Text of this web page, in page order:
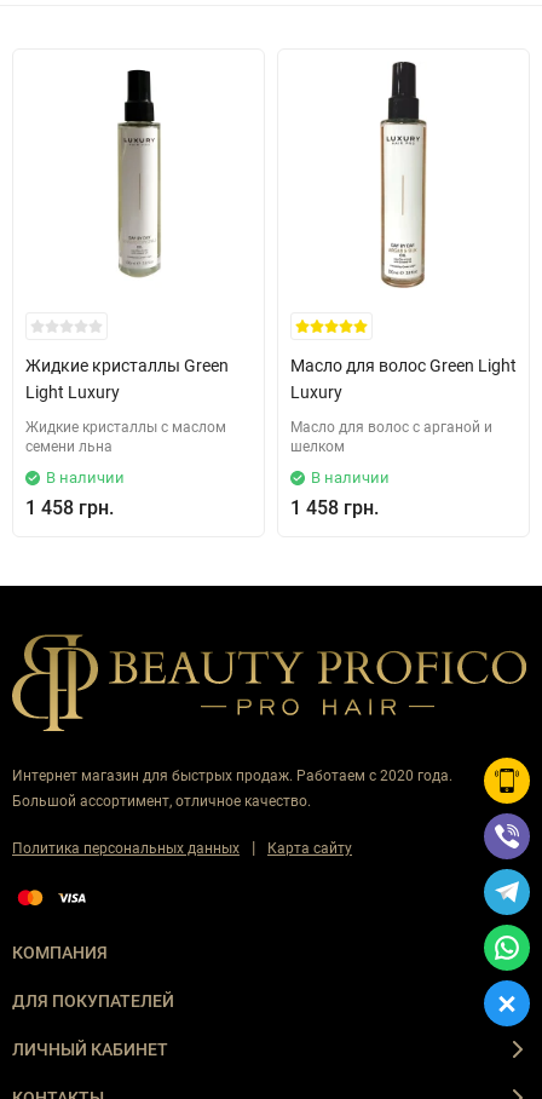
Жидкие кристаллы Green
Light Luxury
Жидкие кристаллы с маслом
семени льна
В наличии
1 458 грн.
Масло для волос Green Light
Luxury
Масло для волос с арганой и
шелком
В наличии
1 458 грн.
Интернет магазин для быстрых продаж. Работаем с 2020 года.
Большой ассортимент, отличное качество.
Политика персональных данных | Карта сайту
КОМПАНИЯ
ДЛЯ ПОКУПАТЕЛЕЙ
ЛИЧНЫЙ КАБИНЕТ